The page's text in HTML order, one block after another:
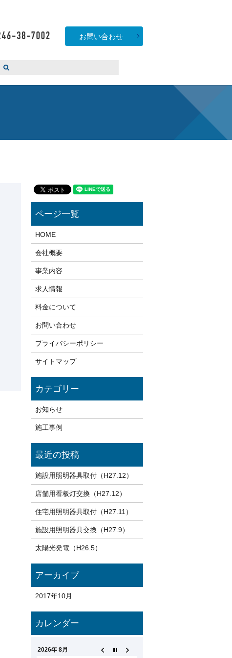
お問い合わせ
HOME
会社概要
事業内容
求人情報
料金について
お問い合わせ
プライバシーポリシー
サイトマップ
お知らせ
施工事例
施設用照明器具取付（H27.12）
店舗用看板灯交換（H27.12）
住宅用照明器具取付（H27.11）
施設用照明器具交換（H27.9）
太陽光発電（H26.5）
2017年10月
2026年 8月